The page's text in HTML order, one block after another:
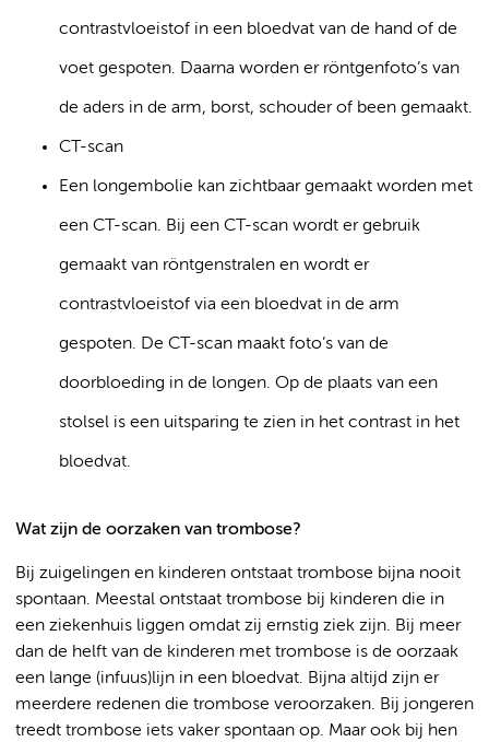
contrastvloeistof in een bloedvat van de hand of de
voet gespoten. Daarna worden er röntgenfoto’s van
de aders in de arm, borst, schouder of been gemaakt.
CT-scan
Een longembolie kan zichtbaar gemaakt worden met
een CT-scan. Bij een CT-scan wordt er gebruik
gemaakt van röntgenstralen en wordt er
contrastvloeistof via een bloedvat in de arm
gespoten. De CT-scan maakt foto’s van de
doorbloeding in de longen. Op de plaats van een
stolsel is een uitsparing te zien in het contrast in het
bloedvat.
Wat zijn de oorzaken van trombose?
Bij zuigelingen en kinderen ontstaat trombose bijna nooit
spontaan. Meestal ontstaat trombose bij kinderen die in
een ziekenhuis liggen omdat zij ernstig ziek zijn. Bij meer
dan de helft van de kinderen met trombose is de oorzaak
een lange (infuus)lijn in een bloedvat. Bijna altijd zijn er
meerdere redenen die trombose veroorzaken. Bij jongeren
treedt trombose iets vaker spontaan op. Maar ook bij hen